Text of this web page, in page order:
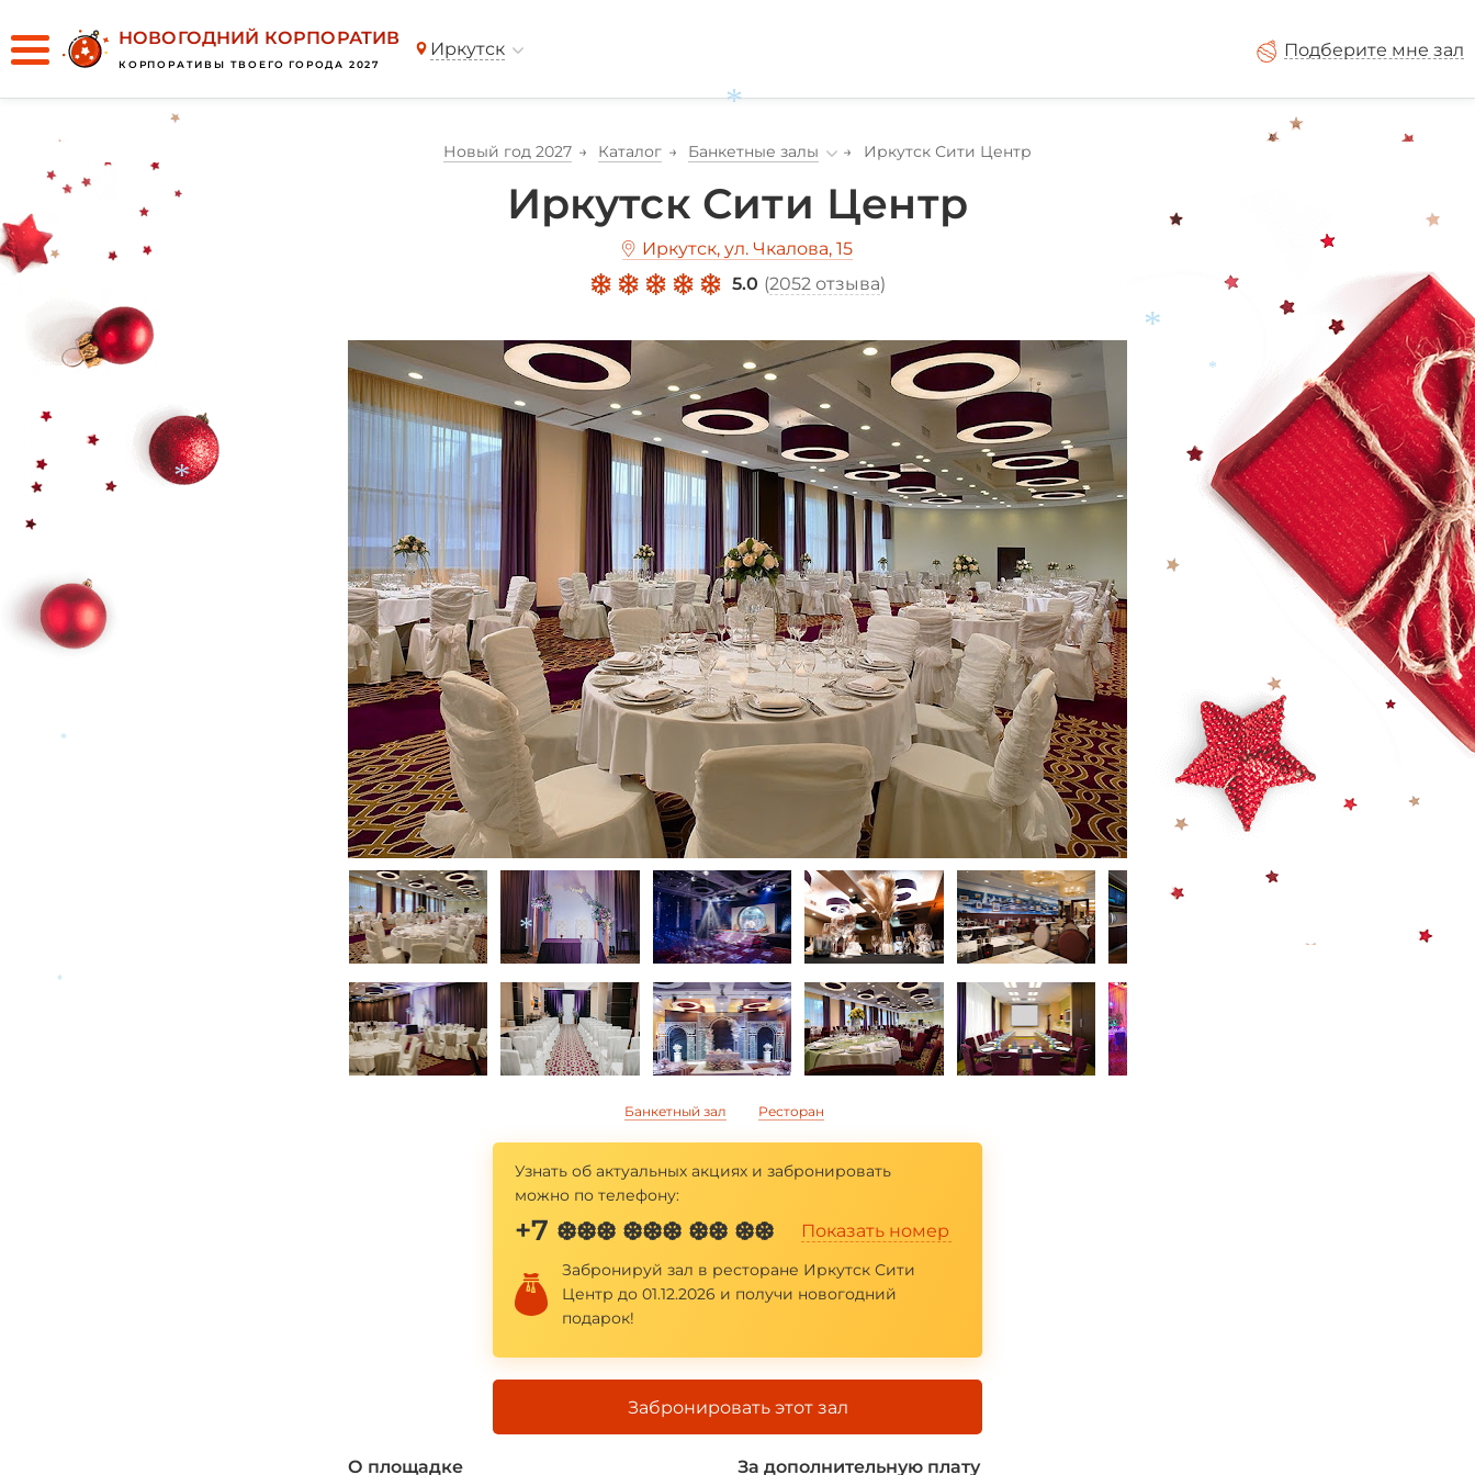
НОВОГОДНИЙ КОРПОРАТИВ
КОРПОРАТИВЫ ТВОЕГО ГОРОДА 2027
Иркутск Подберите мне зал
Новый год 2027 Каталог Банкетные залы Иркутск Сити Центр
Иркутск Сити Центр
Иркутск, ул. Чкалова, 15
5.0 (2052 отзыва)
Банкетный зал Ресторан
Узнать об актуальных акциях и забронировать
можно по телефону:
+7 ❆❆❆ ❆❆❆ ❆❆ ❆❆ Показать номер
Забронируй зал в ресторане Иркутск Сити
Центр до 01.12.2026 и получи новогодний
подарок!
Забронировать этот зал
О площадке За дополнительную плату
*
*
*
*